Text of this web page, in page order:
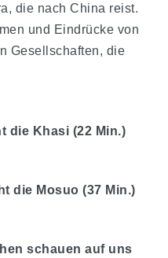
die nach China reist.
und Eindrücke von
Gesellschaften, die
die Khasi (22 Min.)
die Mosuo (37 Min.)
schauen auf uns